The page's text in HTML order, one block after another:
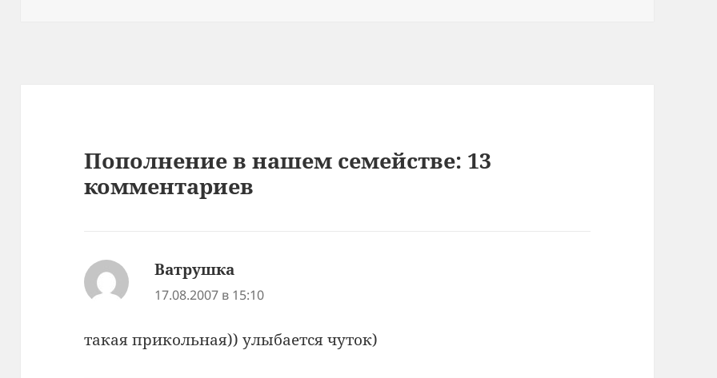
Пополнение в нашем семействе: 13
комментариев
Ватрушка
17.08.2007 в 15:10
такая прикольная)) улыбается чуток)